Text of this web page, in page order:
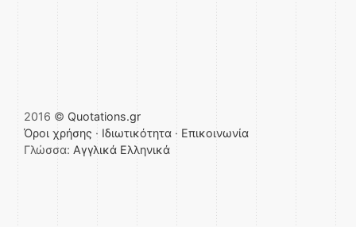
2016 © Quotations.gr
Όροι χρήσης · Ιδιωτικότητα · Επικοινωνία
Γλώσσα: Αγγλικά Ελληνικά